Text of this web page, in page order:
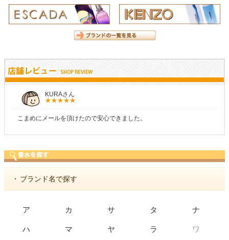
KURAさん
こまめにメールを頂けたので安心できました。
・ ブランド名で探す
ア カ サ タ ナ
ハ マ ヤ ラ ワ